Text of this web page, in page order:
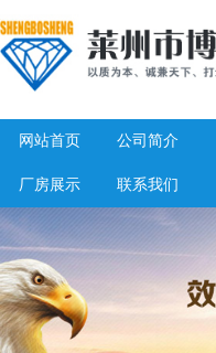
网站首页 公司简介
厂房展示 联系我们